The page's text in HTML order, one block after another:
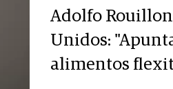
Adolfo
Unidos:
alimentos